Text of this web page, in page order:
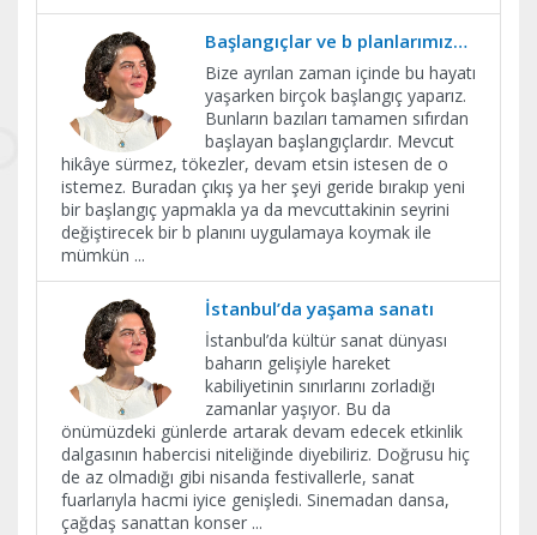
Başlangıçlar ve b planlarımız…
Bize ayrılan zaman içinde bu hayatı
yaşarken birçok başlangıç yaparız.
Bunların bazıları tamamen sıfırdan
başlayan başlangıçlardır. Mevcut
hikâye sürmez, tökezler, devam etsin istesen de o
istemez. Buradan çıkış ya her şeyi geride bırakıp yeni
bir başlangıç yapmakla ya da mevcuttakinin seyrini
değiştirecek bir b planını uygulamaya koymak ile
mümkün ...
İstanbul’da yaşama sanatı
İstanbul’da kültür sanat dünyası
baharın gelişiyle hareket
kabiliyetinin sınırlarını zorladığı
zamanlar yaşıyor. Bu da
önümüzdeki günlerde artarak devam edecek etkinlik
dalgasının habercisi niteliğinde diyebiliriz. Doğrusu hiç
de az olmadığı gibi nisanda festivallerle, sanat
fuarlarıyla hacmi iyice genişledi. Sinemadan dansa,
çağdaş sanattan konser ...